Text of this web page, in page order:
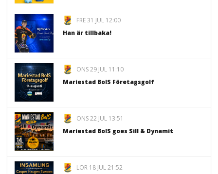
FRE 31 JUL 12:00
Han är tillbaka!
ONS 29 JUL 11:10
Mariestad BoIS Företagsgolf
ONS 22 JUL 13:51
Mariestad BoIS goes Sill & Dynamit
LÖR 18 JUL 21:52